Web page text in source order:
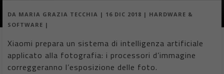
DA MARIA GRAZIA TECCHIA | 16 DIC 2018 | HARDWARE &
SOFTWARE |
Xiaomi prepara un sistema di intelligenza artificiale
applicato alla fotografia: i processori d’immagine
correggeranno l’esposizione delle foto.